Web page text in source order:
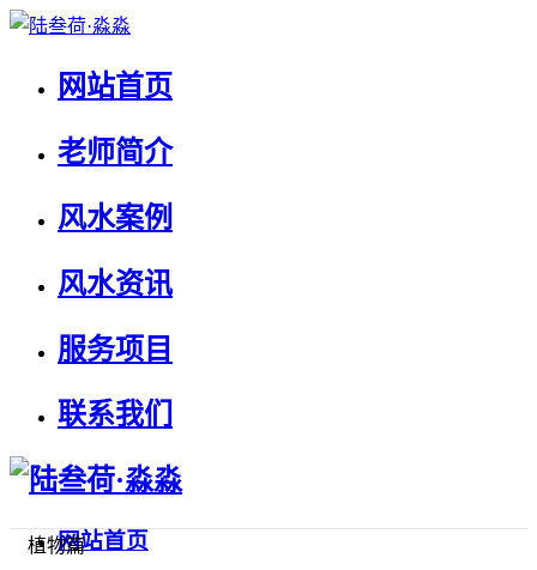
网站首页
老师简介
风水案例
风水资讯
服务项目
联系我们
网站首页
植物篇